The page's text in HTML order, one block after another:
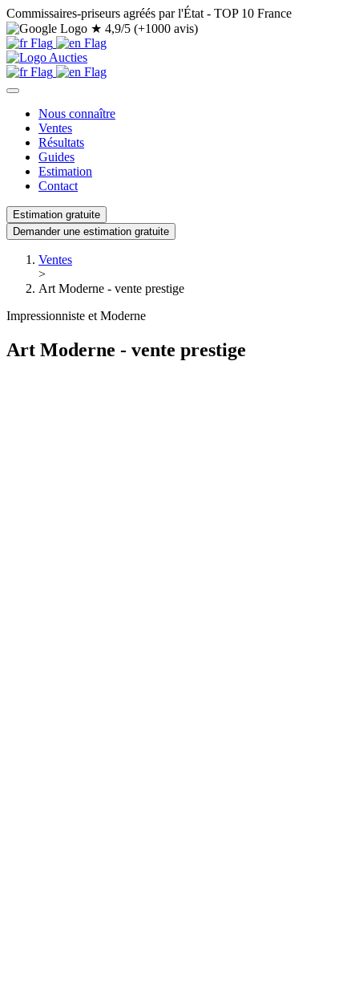
Commissaires-priseurs agréés par l'État - TOP 10 France
★ 4,9/5 (+1000 avis)
Nous connaître
Ventes
Résultats
Guides
Estimation
Contact
Estimation gratuite
Demander une estimation gratuite
Ventes
>
Art Moderne - vente prestige
Impressionniste et Moderne
Art Moderne - vente prestige